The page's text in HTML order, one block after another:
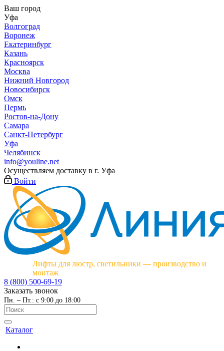
Ваш город
Уфа
Волгоград
Воронеж
Екатеринбург
Казань
Красноярск
Москва
Нижний Новгород
Новосибирск
Омск
Пермь
Ростов-на-Дону
Самара
Санкт-Петербург
Уфа
Челябинск
info@youline.net
Осуществляем доставку в г. Уфа
Войти
Лифты для люстр, светильники — производство и
монтаж
8 (800) 500-69-19
Заказать звонок
Пн. – Пт.: с 9:00 до 18:00
Каталог